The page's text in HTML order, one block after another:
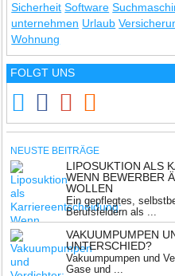
Sicherheit Software
unternehmen Urlaub
Wohnung
FOLGT UNS
NEUSTE BEITRÄGE
LIPOSUKTION ALS
WENN BEWERBER
OLLEN
Ein gepflegtes,
Berufsfeldern als ...
VAKUUMPUMPEN
UNTERSCHIED?
Vakuumpumpen und
Gase und ...